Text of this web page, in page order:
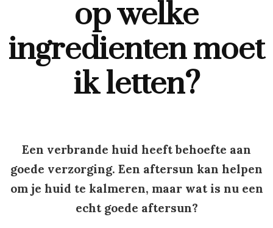
op welke
ingredienten moet
ik letten?
Een verbrande huid heeft behoefte aan
goede verzorging. Een aftersun kan helpen
om je huid te kalmeren, maar wat is nu een
echt goede aftersun?